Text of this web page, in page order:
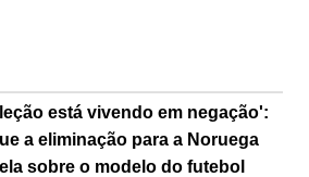
está vivendo em negação':
a eliminação para a Noruega
sobre o modelo do futebol